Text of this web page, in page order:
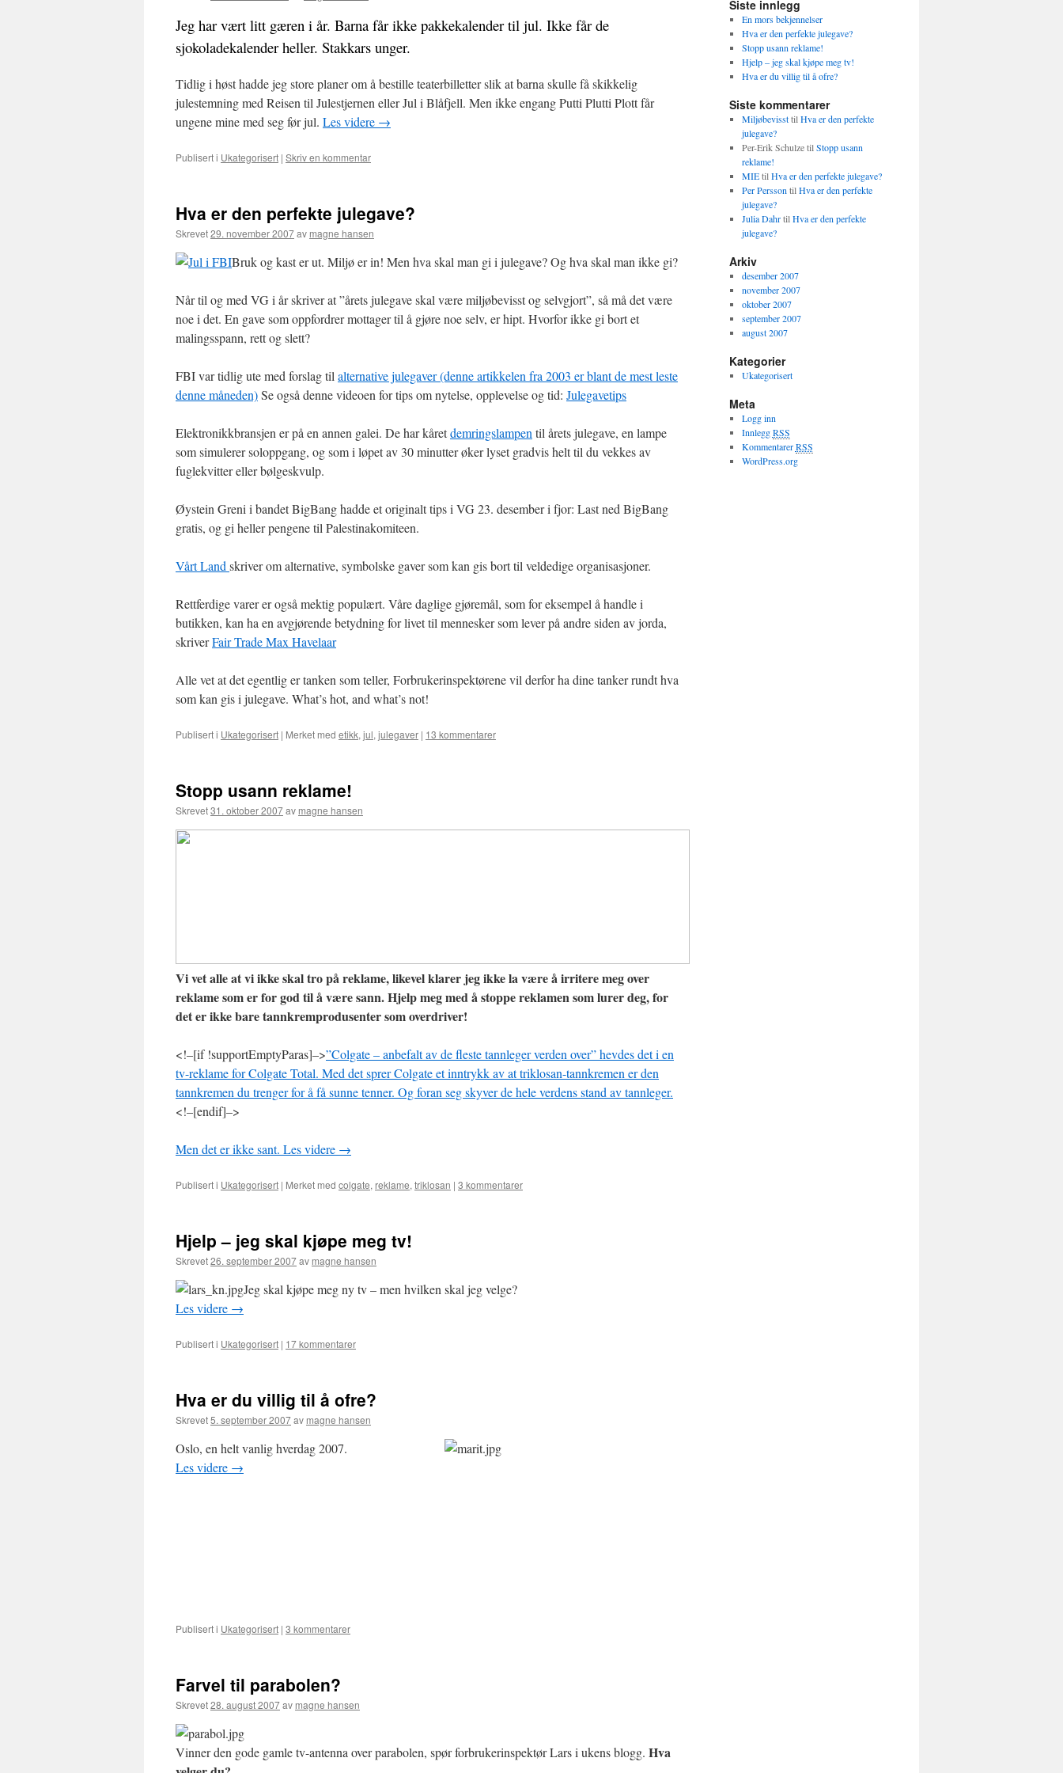
Jeg har vært litt gæren i år. Barna får ikke pakkekalender til jul. Ikke får de
sjokoladekalender heller. Stakkars unger.
Tidlig i høst hadde jeg store planer om å bestille teaterbilletter slik at barna skulle få skikkelig
julestemning med Reisen til Julestjernen eller Jul i Blåfjell. Men ikke engang Putti Plutti Plott får
ungene mine med seg før jul. Les videre →
Publisert i Ukategorisert | Skriv en kommentar
Hva er den perfekte julegave?
Skrevet29. november 2007av magne hansen
Bruk og kast er ut. Miljø er in! Men hva skal man gi i julegave? Og hva skal man ikke gi?
Når til og med VG i år skriver at ”årets julegave skal være miljøbevisst og selvgjort”, så må det være
noe i det. En gave som oppfordrer mottager til å gjøre noe selv, er hipt. Hvorfor ikke gi bort et
malingsspann, rett og slett?
FBI var tidlig ute med forslag til alternative julegaver (denne artikkelen fra 2003 er blant de mest leste
denne måneden)Se også denne videoen for tips om nytelse, opplevelse og tid: Julegavetips
Elektronikkbransjen er på en annen galei. De har kåretdemringslampen til årets julegave, en lampe
som simulerer soloppgang, og som i løpet av 30 minutter øker lyset gradvis helt til du vekkes av
fuglekvitter eller bølgeskvulp.
Øystein Greni i bandet BigBang hadde et originalt tips i VG 23. desember i fjor: Last ned BigBang
gratis, og gi heller pengene til Palestinakomiteen.
Vårt Land skriver om alternative, symbolske gaver som kan gis bort til veldedige organisasjoner.
Rettferdige varer er også mektig populært. Våre daglige gjøremål, som for eksempel å handle i
butikken, kan ha en avgjørende betydning for livet til mennesker som lever på andre siden av jorda,
skriverFair Trade Max Havelaar
Alle vet at det egentlig er tanken som teller, Forbrukerinspektørene vil derfor ha dine tanker rundt hva
som kan gis i julegave. What’s hot, and what’s not!
Publisert i Ukategorisert | Merket med etikk, jul, julegaver | 13 kommentarer
Stopp usann reklame!
Skrevet31. oktober 2007av magne hansen
Vi vet alle at vi ikke skal tro på reklame, likevel klarer jeg ikke la være å irritere meg over
reklame som er for god til å være sann. Hjelp meg med å stoppe reklamen som lurer deg, for
det er ikke bare tannkremprodusenter som overdriver!
<!–[if !supportEmptyParas]–>”Colgate – anbefalt av de fleste tannleger verden over” hevdes det i en
tv-reklame for Colgate Total. Med det sprer Colgate et inntrykk av at triklosan-tannkremen er den
tannkremen du trenger for å få sunne tenner. Og foran seg skyver de hele verdens stand av tannleger.
<!–[endif]–>
Men det er ikke sant. Les videre →
Publisert i Ukategorisert | Merket med colgate, reklame, triklosan | 3 kommentarer
Hjelp – jeg skal kjøpe meg tv!
Skrevet26. september 2007av magne hansen
Jeg skal kjøpe meg ny tv – men hvilken skal jeg velge?
Les videre →
Publisert i Ukategorisert | 17 kommentarer
Hva er du villig til å ofre?
Skrevet5. september 2007av magne hansen
Oslo, en helt vanlig hverdag 2007.
Les videre →
Publisert i Ukategorisert | 3 kommentarer
Farvel til parabolen?
Skrevet28. august 2007av magne hansen
Vinner den gode gamle tv-antenna over parabolen, spør forbrukerinspektør Lars i ukens blogg. Hva
Siste innlegg
En mors bekjennelser
Hva er den perfekte julegave?
Stopp usann reklame!
Hjelp – jeg skal kjøpe meg tv!
Hva er du villig til å ofre?
Siste kommentarer
MiljøbevissttilHva er den perfekte
julegave?
Per-Erik SchulzetilStopp usann
reklame!
MIEtilHva er den perfekte julegave?
Per Persson tilHva er den perfekte
julegave?
Julia DahrtilHva er den perfekte
julegave?
Arkiv
desember 2007
november 2007
oktober 2007
september 2007
august 2007
Kategorier
Ukategorisert
Meta
Logg inn
InnleggRSS
KommentarerRSS
WordPress.org